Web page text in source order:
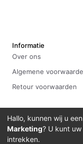
Informatie
Over ons
Algemene
Retour voorwaarden
©2026De Geslepen
Hallo, kunnen wij u
Marketing? U kunt
intrekken.